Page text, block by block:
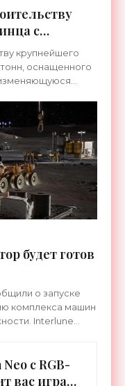
с
крупнейшего
оснащенного
будет готов
о запуске
комплекса машин
Interlune
с RGB-
вас играть